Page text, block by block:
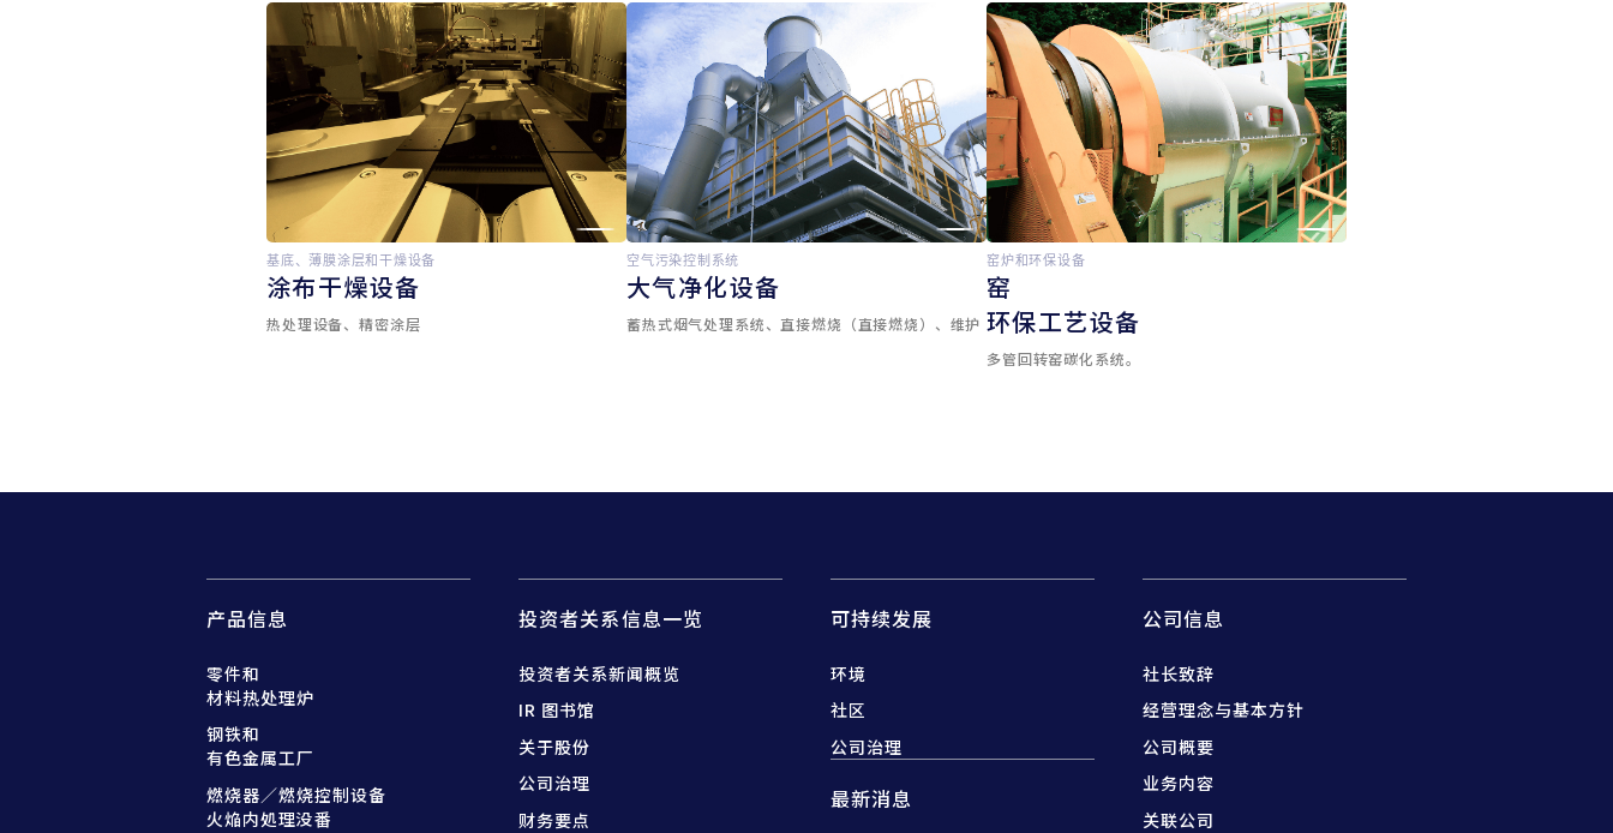
基底、薄膜涂层和干燥设备
涂布干燥设备
热处理设备、精密涂层
空气污染控制系统
大气净化设备
蓄热式烟气处理系统、直接燃烧（直接燃烧）、维护
窑炉和环保设备
窑
环保工艺设备
多管回转窑碳化系统。
产品信息
零件和
材料热处理炉
钢铁和
有色金属工厂
燃烧器／燃烧控制设备
火焔内処理没番
投资者关系信息一览
投资者关系新闻概览
IR 图书馆
关于股份
公司治理
财务要点
可持续发展
环境
社区
公司治理
最新消息
公司信息
社长致辞
经营理念与基本方针
公司概要
业务内容
关联公司